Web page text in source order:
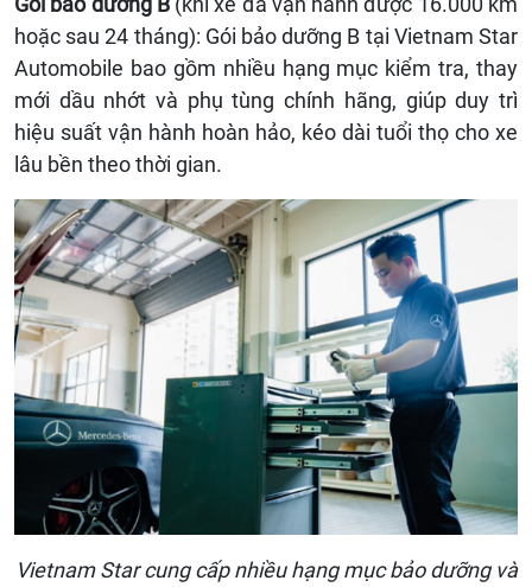
hoặc sau 24 tháng): Gói bảo dưỡng B tại Vietnam Star
Automobile bao gồm nhiều hạng mục kiểm tra, thay
mới dầu nhớt và phụ tùng chính hãng, giúp duy trì
hiệu suất vận hành hoàn hảo, kéo dài tuổi thọ cho xe
lâu bền theo thời gian.
Vietnam Star cung cấp nhiều hạng mục bảo dưỡng và